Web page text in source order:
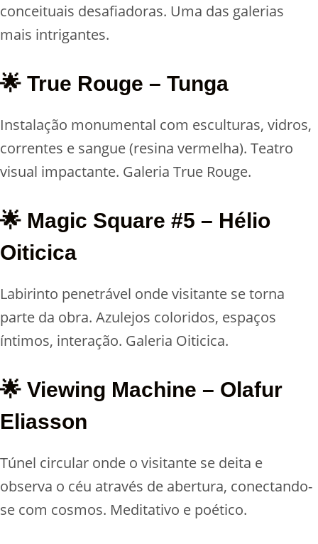
conceituais desafiadoras. Uma das galerias
mais intrigantes.
🌟 True Rouge – Tunga
Instalação monumental com esculturas, vidros,
correntes e sangue (resina vermelha). Teatro
visual impactante. Galeria True Rouge.
🌟 Magic Square #5 – Hélio
Oiticica
Labirinto penetrável onde visitante se torna
parte da obra. Azulejos coloridos, espaços
íntimos, interação. Galeria Oiticica.
🌟 Viewing Machine – Olafur
Eliasson
Túnel circular onde o visitante se deita e
observa o céu através de abertura, conectando-
se com cosmos. Meditativo e poético.